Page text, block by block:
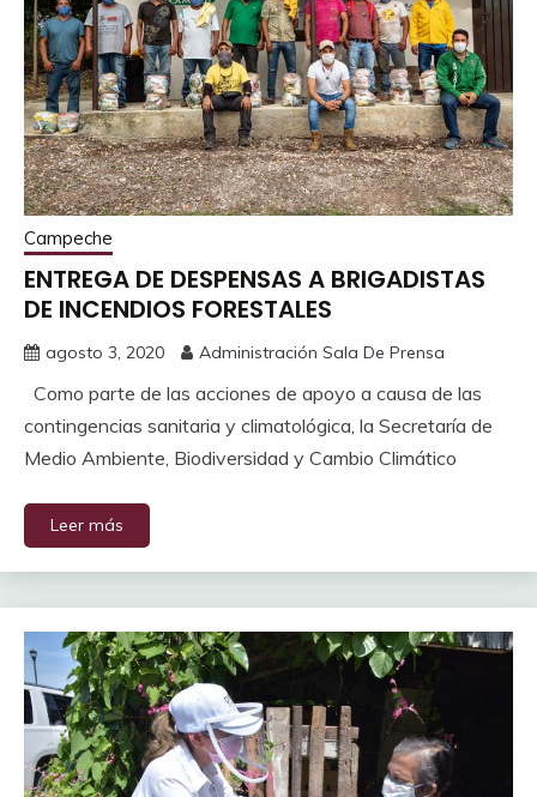
Campeche
ENTREGA DE DESPENSAS A BRIGADISTAS
DE INCENDIOS FORESTALES
agosto 3, 2020 Administración Sala De Prensa
Como parte de las acciones de apoyo a causa de las
contingencias sanitaria y climatológica, la Secretaría de
Medio Ambiente, Biodiversidad y Cambio Climático
Leer más